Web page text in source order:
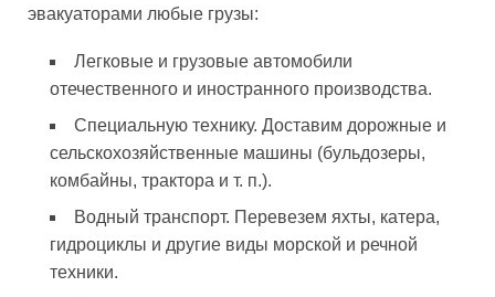
эвакуаторами любые грузы:
Легковые и грузовые автомобили
отечественного и иностранного производства.
Специальную технику. Доставим дорожные и
сельскохозяйственные машины (бульдозеры,
комбайны, трактора и т. п.).
Водный транспорт. Перевезем яхты, катера,
гидроциклы и другие виды морской и речной
техники.